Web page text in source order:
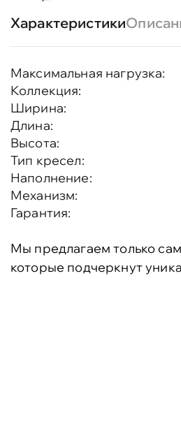
Характеристики
Максимальная нагрузка:
Коллекция:
Ширина:
Длина:
Высота:
Тип кресел:
Наполнение:
Механизм:
Гарантия:
Мы предлагаем только
которые подчеркнут